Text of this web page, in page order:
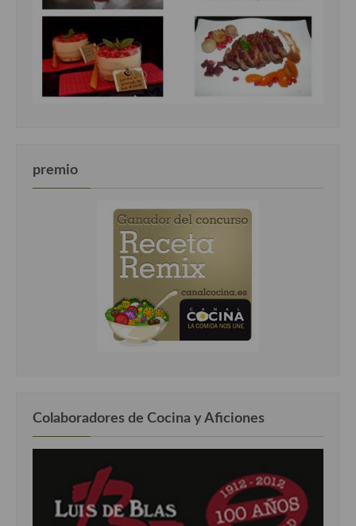
premio
Colaboradores de Cocina y Aficiones